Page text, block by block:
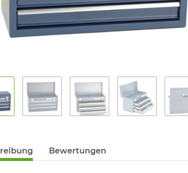
Bewertungen